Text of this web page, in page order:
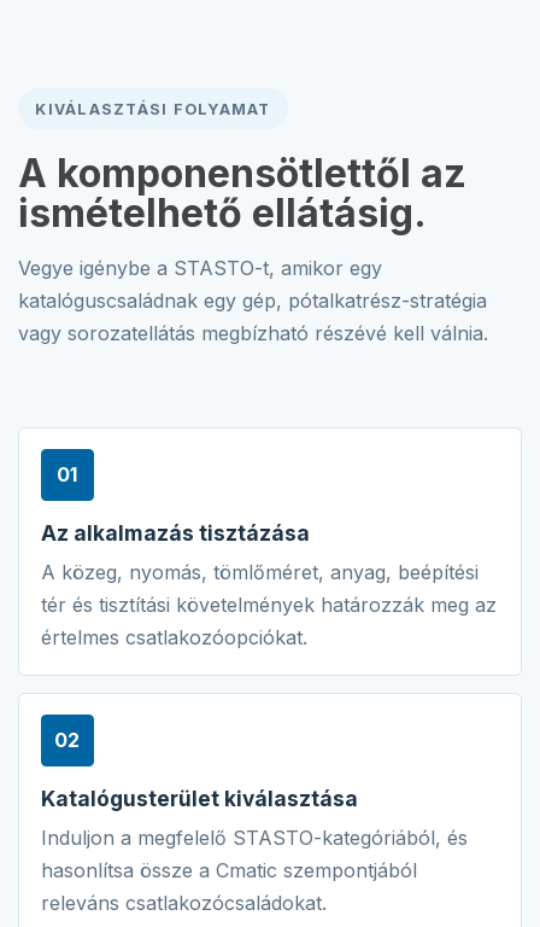
KIVÁLASZTÁSI FOLYAMAT
A komponensötlettől az
ismételhető ellátásig.
Vegye igénybe a STASTO-t, amikor egy
katalóguscsaládnak egy gép, pótalkatrész-stratégia
vagy sorozatellátás megbízható részévé kell válnia.
01
Az alkalmazás tisztázása
A közeg, nyomás, tömlőméret, anyag, beépítési
tér és tisztítási követelmények határozzák meg az
értelmes csatlakozóopciókat.
02
Katalógusterület kiválasztása
Induljon a megfelelő STASTO-kategóriából, és
hasonlítsa össze a Cmatic szempontjából
releváns csatlakozócsaládokat.